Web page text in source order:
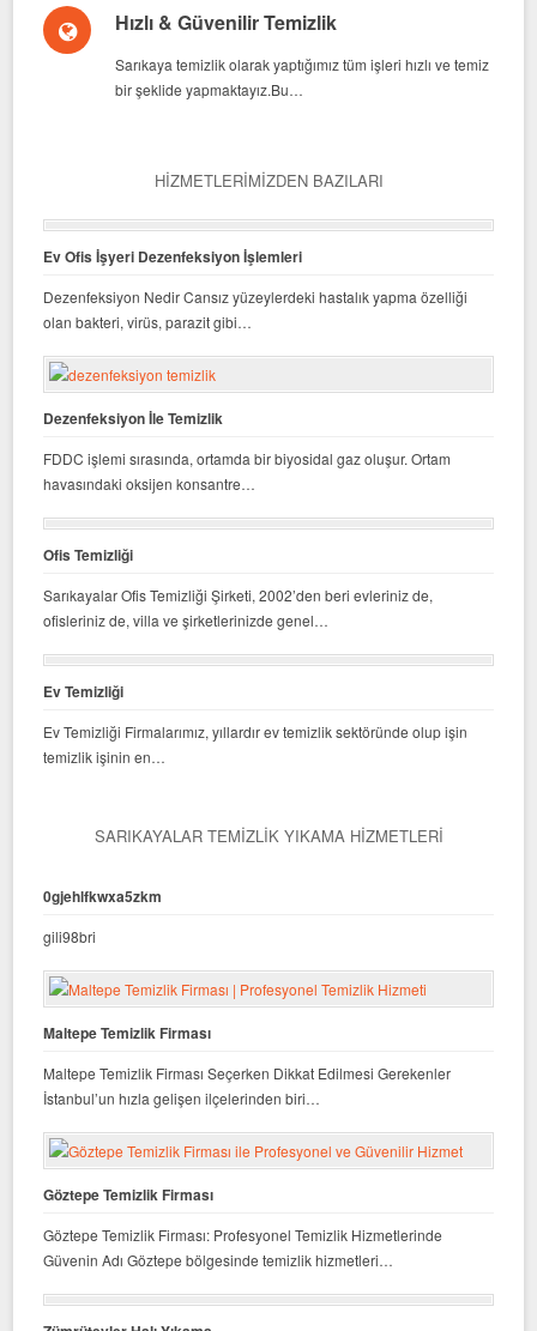
Hızlı & Güvenilir Temizlik
Sarıkaya temizlik olarak yaptığımız tüm işleri hızlı ve temiz
bir şeklide yapmaktayız.Bu…
HIZMETLERIMIZDEN BAZILARI
Ev Ofis İşyeri Dezenfeksiyon İşlemleri
Dezenfeksiyon Nedir Cansız yüzeylerdeki hastalık yapma özelliği
olan bakteri, virüs, parazit gibi…
Dezenfeksiyon İle Temizlik
FDDC işlemi sırasında, ortamda bir biyosidal gaz oluşur. Ortam
havasındaki oksijen konsantre…
Ofis Temizliği
Sarıkayalar Ofis Temizliği Şirketi, 2002’den beri evleriniz de,
ofisleriniz de, villa ve şirketlerinizde genel…
Ev Temizliği
Ev Temizliği Firmalarımız, yıllardır ev temizlik sektöründe olup işin
temizlik işinin en…
SARIKAYALAR TEMIZLIK YIKAMA HIZMETLERI
0gjehlfkwxa5zkm
gili98bri
Maltepe Temizlik Firması
Maltepe Temizlik Firması Seçerken Dikkat Edilmesi Gerekenler
İstanbul’un hızla gelişen ilçelerinden biri…
Göztepe Temizlik Firması
Göztepe Temizlik Firması: Profesyonel Temizlik Hizmetlerinde
Güvenin Adı Göztepe bölgesinde temizlik hizmetleri…